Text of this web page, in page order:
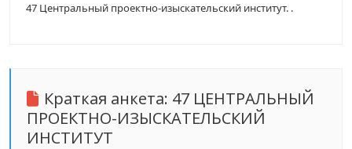
47 Центральный проектно-изыскательский институт. .
Краткая анкета: 47 ЦЕНТРАЛЬНЫЙ
ПРОЕКТНО-ИЗЫСКАТЕЛЬСКИЙ
ИНСТИТУТ